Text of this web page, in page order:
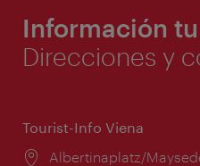
Información
Direcciones y
Tourist-Info Viena
Lugar:
Albertinaplatz/